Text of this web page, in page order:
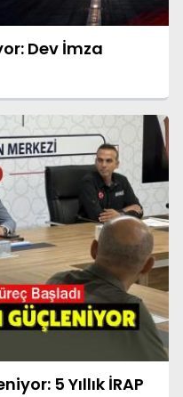
Dev İmza
5 Yıllık İRAP